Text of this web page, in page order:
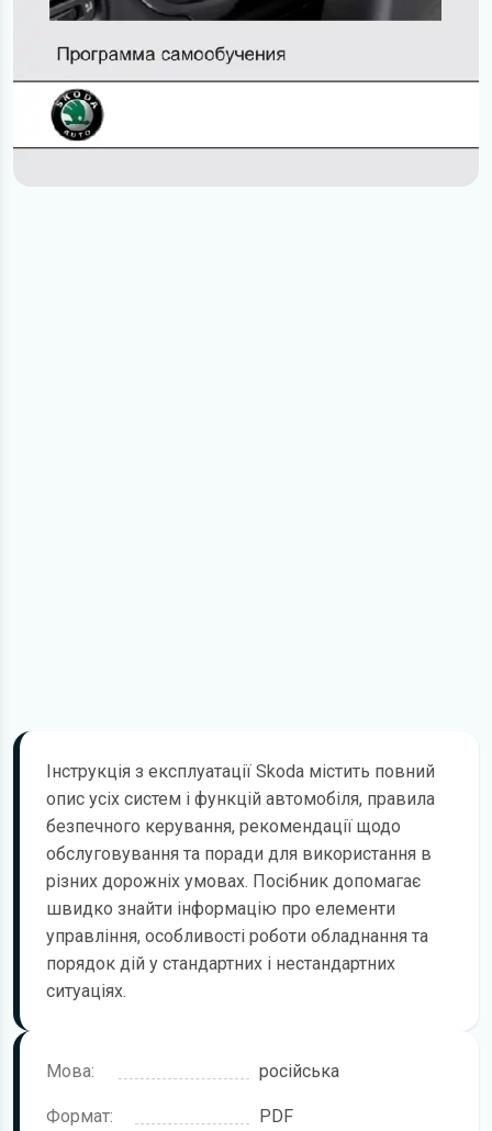
Інструкція з експлуатації Skoda містить повний
опис усіх систем і функцій автомобіля, правила
безпечного керування, рекомендації щодо
обслуговування та поради для використання в
різних дорожніх умовах. Посібник допомагає
швидко знайти інформацію про елементи
управління, особливості роботи обладнання та
порядок дій у стандартних і нестандартних
ситуаціях.
Мова: російська
Формат: PDF